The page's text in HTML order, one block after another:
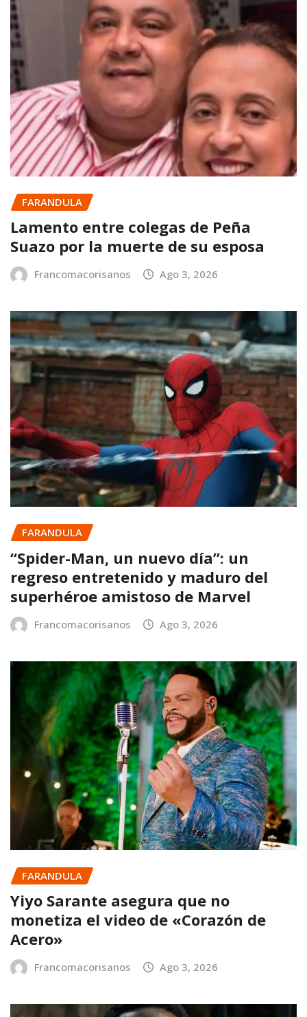
FARANDULA
Lamento entre colegas de Peña
Suazo por la muerte de su esposa
Francomacorisanos Ago 3, 2026
FARANDULA
“Spider-Man, un nuevo día”: un
regreso entretenido y maduro del
superhéroe amistoso de Marvel
Francomacorisanos Ago 3, 2026
FARANDULA
Yiyo Sarante asegura que no
monetiza el video de «Corazón de
Acero»
Francomacorisanos Ago 3, 2026